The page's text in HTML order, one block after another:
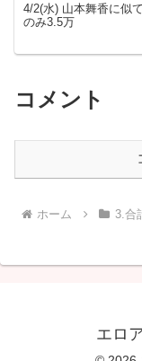
4/2(水) 山本舞香に似
のみ3.5万
コメント
ホーム 3.合
エロ